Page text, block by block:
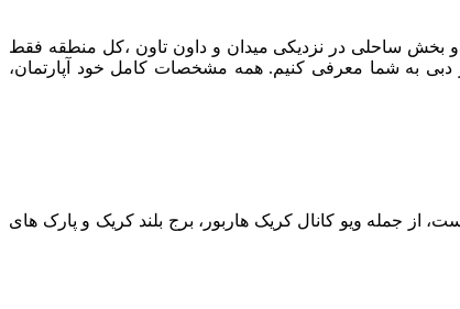
ساحلی در نزدیکی میدان و داون تاون ،کل منطقه فقط
به شما معرفی کنیم. همه مشخصات کامل خود آپارتمان،
از جمله ویو کانال کریک هاربور، برج بلند کریک و پارک های